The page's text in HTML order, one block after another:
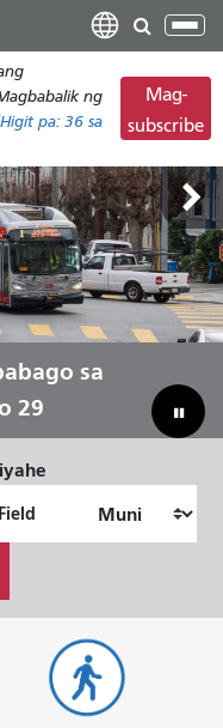
I-
ang
ng
pa: 36 sa
Mag-
subscribe
7-9
sa
29
Tag-init